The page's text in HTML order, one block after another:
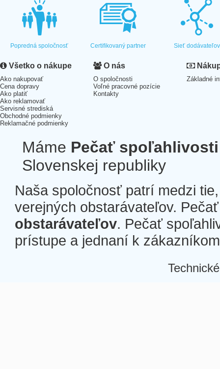
Popredná spoločnosť Certifikovaný partner Sieť dodávateľov
Všetko o nákupe
Ako nakupovať
Cena dopravy
Ako platiť
Ako reklamovať
Servisné strediská
Obchodné podmienky
Reklamačné podmienky
O nás
O spoločnosti
Voľné pracovné pozície
Kontakty
Základné
Máme Pečať spoľahlivosti
Slovenskej republiky
Naša spoločnosť patrí medzi
verejných obstarávateľov.
obstarávateľov. Pečať
prístupe a jednaní k